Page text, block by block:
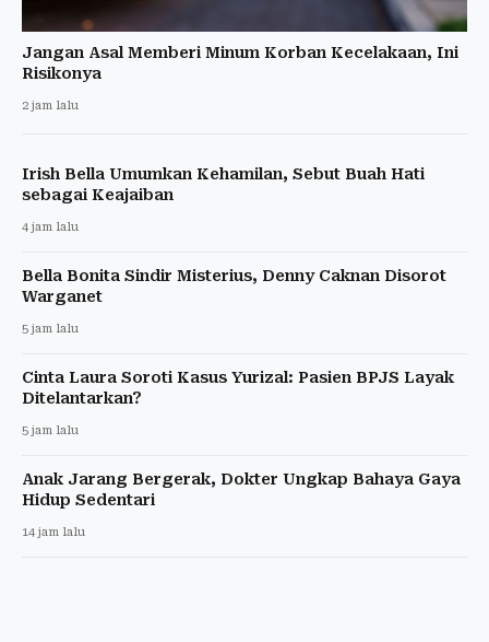
Jangan Asal Memberi Minum Korban Kecelakaan, Ini
Risikonya
2 jam lalu
Irish Bella Umumkan Kehamilan, Sebut Buah Hati
sebagai Keajaiban
4 jam lalu
Bella Bonita Sindir Misterius, Denny Caknan Disorot
Warganet
5 jam lalu
Cinta Laura Soroti Kasus Yurizal: Pasien BPJS Layak
Ditelantarkan?
5 jam lalu
Anak Jarang Bergerak, Dokter Ungkap Bahaya Gaya
Hidup Sedentari
14 jam lalu